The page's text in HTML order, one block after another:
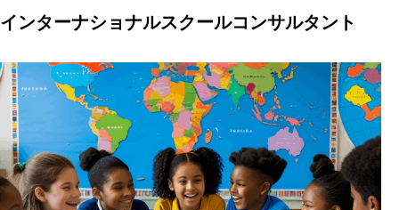
インターナショナルスクールコンサルタント